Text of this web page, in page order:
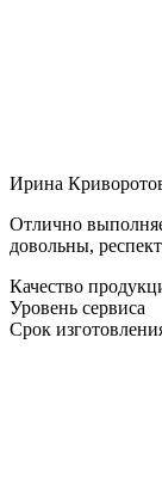
Ирина
Отлично
довольны,
Качество
Уровень сервиса
Срок